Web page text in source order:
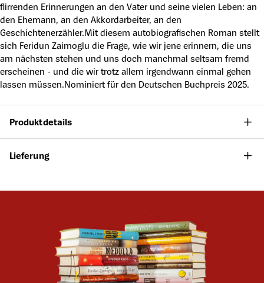
flirrenden Erinnerungen an den Vater und seine vielen Leben: an
den Ehemann, an den Akkordarbeiter, an den
Geschichtenerzähler.Mit diesem autobiografischen Roman stellt
sich Feridun Zaimoglu die Frage, wie wir jene erinnern, die uns
am nächsten stehen und uns doch manchmal seltsam fremd
erscheinen - und die wir trotz allem irgendwann einmal gehen
lassen müssen.Nominiert für den Deutschen Buchpreis 2025.
Produktdetails
Lieferung